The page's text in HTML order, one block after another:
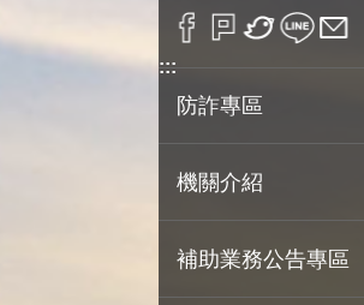
:::
防詐專區
機關介紹
補助業務公告專區